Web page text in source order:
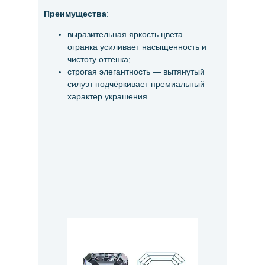
Преимущества:
выразительная яркость цвета —
огранка усиливает насыщенность и
чистоту оттенка;
строгая элегантность — вытянутый
силуэт подчёркивает премиальный
характер украшения.